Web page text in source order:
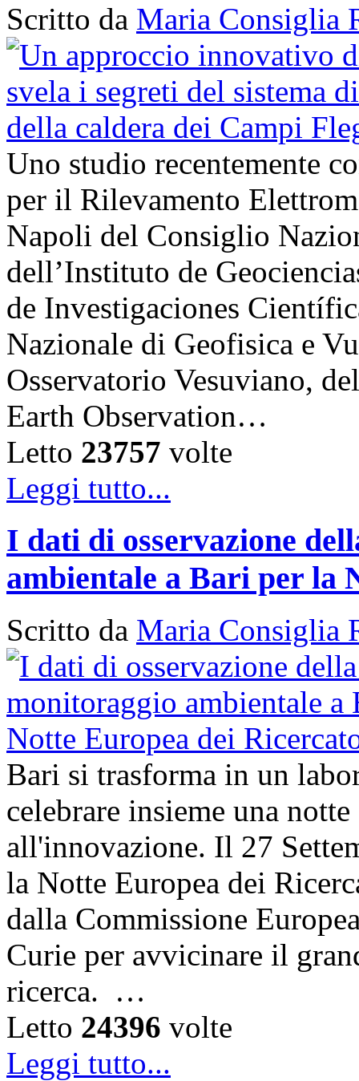
Scritto da Maria Consiglia
Uno studio recentemente
per il Rilevamento
Napoli del Consiglio
dell’Instituto de
de Investigaciones
Nazionale di Geofisica e
Osservatorio Vesuviano,
Earth Observation…
Letto 23757 volte
Leggi tutto...
I dati di osservazione
ambientale a Bari per la
Scritto da Maria Consiglia
Bari si trasforma in un
celebrare insieme una
all'innovazione. Il 27
la Notte Europea dei
dalla Commissione
Curie per avvicinare il
ricerca. …
Letto 24396 volte
Leggi tutto...